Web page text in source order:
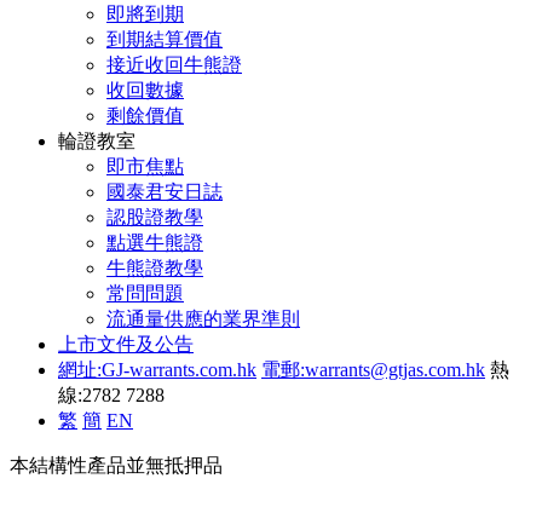
即將到期
到期結算價值
接近收回牛熊證
收回數據
剩餘價值
輪證教室
即市焦點
國泰君安日誌
認股證教學
點選牛熊證
牛熊證教學
常問問題
流通量供應的業界準則
上市文件及公告
網址:GJ-warrants.com.hk 電郵:warrants@gtjas.com.hk 熱
線:2782 7288
繁 簡 EN
本結構性產品並無抵押品